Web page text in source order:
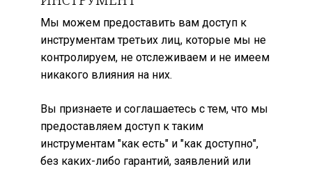
Мы можем предоставить вам доступ к
инструментам третьих лиц, которые мы не
контролируем, не отслеживаем и не имеем
никакого влияния на них.
Вы признаете и соглашаетесь с тем, что мы
предоставляем доступ к таким
инструментам "как есть" и "как доступно",
без каких-либо гарантий, заявлений или